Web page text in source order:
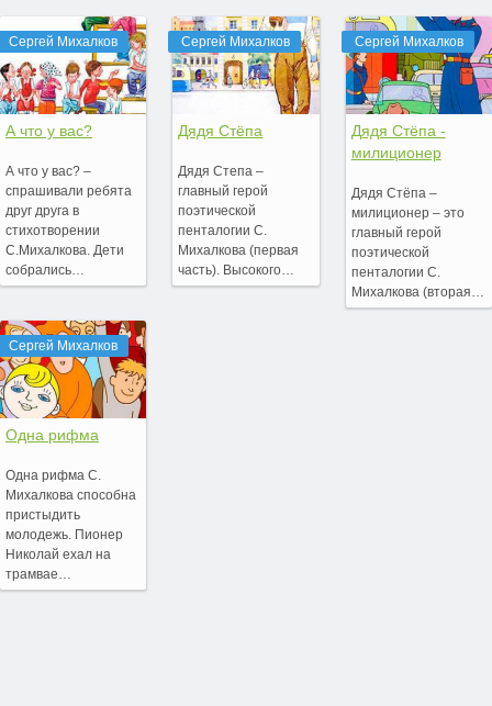
Сергей Михалков
А что у вас?
А что у вас? –
спрашивали ребята
друг друга в
стихотворении
С.Михалкова. Дети
собрались…
Сергей Михалков
Одна рифма
Одна рифма С.
Михалкова способна
пристыдить
молодежь. Пионер
Николай ехал на
трамвае…
Сергей Михалков
Дядя Стёпа
Дядя Степа –
главный герой
поэтической
пенталогии С.
Михалкова (первая
часть). Высокого…
Сергей Михалков
Дядя Стёпа -
милиционер
Дядя Стёпа –
милиционер – это
главный герой
поэтической
пенталогии С.
Михалкова (вторая…